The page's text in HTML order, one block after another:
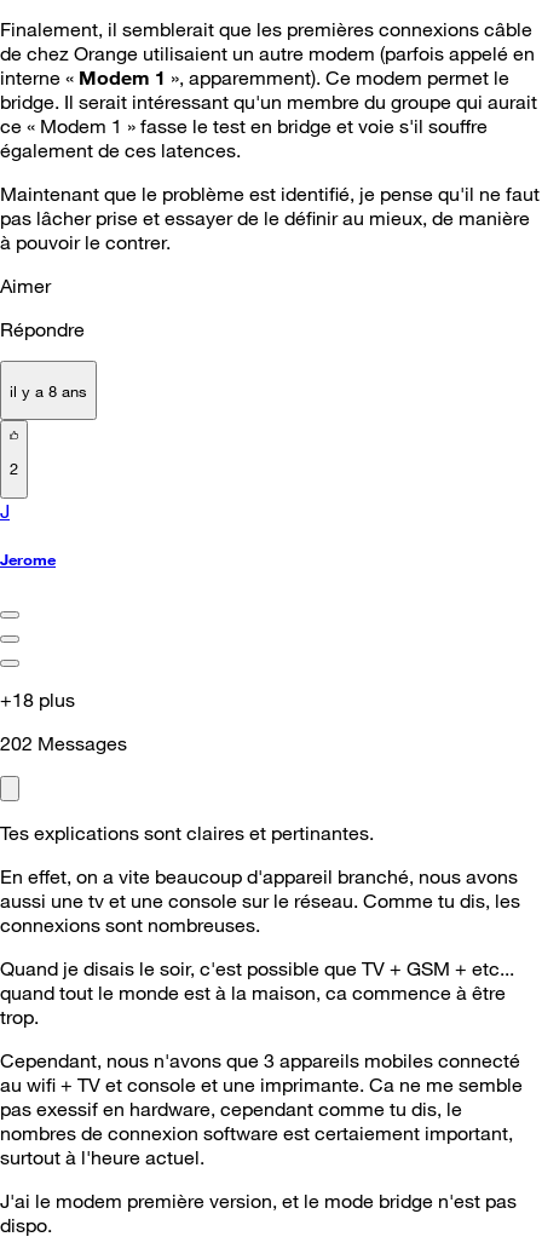
Finalement, il semblerait que les premières connexions câble
de chez Orange utilisaient un autre modem (parfois appelé en
interne « Modem 1 », apparemment). Ce modem permet le
bridge. Il serait intéressant qu'un membre du groupe qui aurait
ce « Modem 1 » fasse le test en bridge et voie s'il souffre
également de ces latences.
Maintenant que le problème est identifié, je pense qu'il ne faut
pas lâcher prise et essayer de le définir au mieux, de manière
à pouvoir le contrer.
Aimer
Répondre
il y a 8 ans
2
J
Jerome
+18 plus
202 Messages
Tes explications sont claires et pertinantes.
En effet, on a vite beaucoup d'appareil branché, nous avons
aussi une tv et une console sur le réseau. Comme tu dis, les
connexions sont nombreuses.
Quand je disais le soir, c'est possible que TV + GSM + etc...
quand tout le monde est à la maison, ca commence à être
trop.
Cependant, nous n'avons que 3 appareils mobiles connecté
au wifi + TV et console et une imprimante. Ca ne me semble
pas exessif en hardware, cependant comme tu dis, le
nombres de connexion software est certaiement important,
surtout à l'heure actuel.
J'ai le modem première version, et le mode bridge n'est pas
dispo.